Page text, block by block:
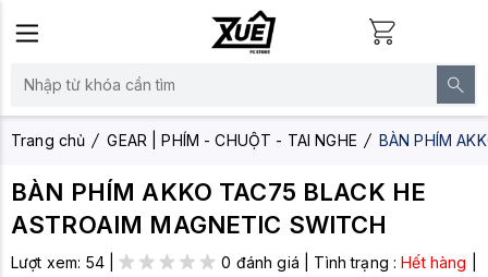
Trang chủ GEAR | PHÍM - CHUỘT - TAI NGHE BÀN PHÍM
BÀN PHÍM AKKO TAC75 BLACK HE
ASTROAIM MAGNETIC SWITCH
Lượt xem: 54| 0 đánh giá Tình trạng :Hết hàng